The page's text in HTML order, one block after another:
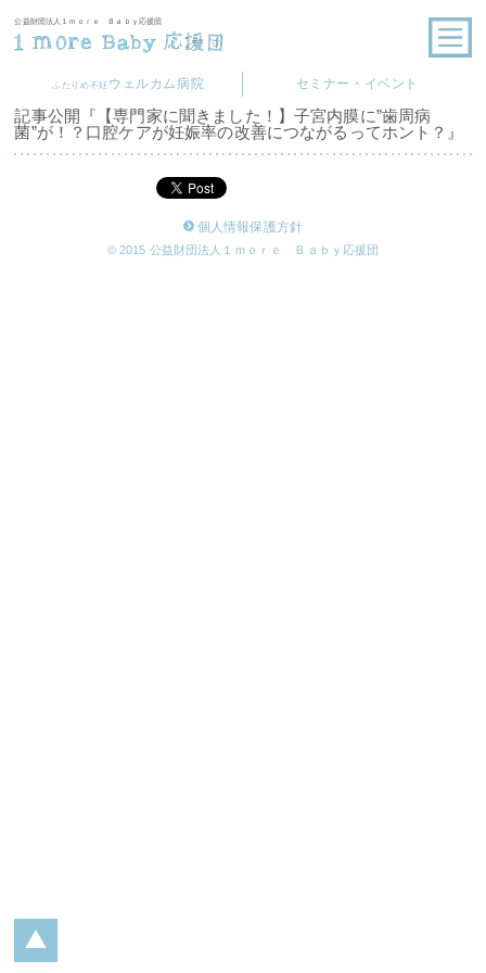
公益財団法人１ｍｏｒｅ Ｂａｂｙ応援団
ふたりめ不妊 ウェルカム病院 セミナー・イベント
記事公開『【専門家に聞きました！】子宮内膜に”歯周病
菌”が！？口腔ケアが妊娠率の改善につながるってホント？』
個人情報保護方針
© 2015 公益財団法人１ｍｏｒｅ Ｂａｂｙ応援団